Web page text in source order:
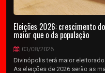
Eleições 2026: crescimento
maior que o da população
03/08/2026
Divinópolis terá maior
As eleições de 2026 serão as